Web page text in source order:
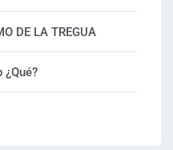
DE LA TREGUA
¿Qué?